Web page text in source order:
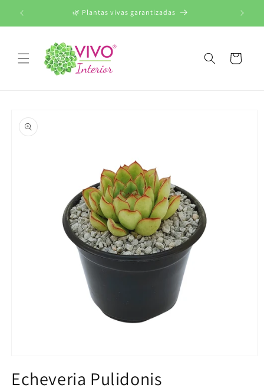
directamente
🌿 Plantas vivas garantizadas
Carrito
a la
información
multimedia
1
Echeveria Pulidonis